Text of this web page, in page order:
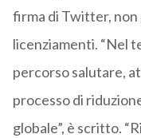
firma di Twitter, non
licenziamenti. “Nel
percorso salutare,
processo di
globale”, è scritto.